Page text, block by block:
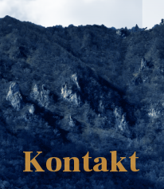
Kontakt